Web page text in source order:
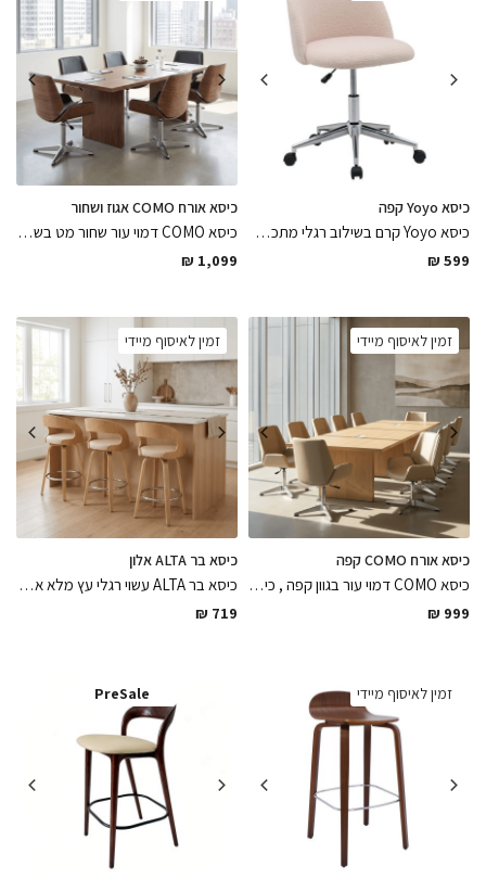
כיסא Yoyo קפה
כיסא Yoyo קרם בשילוב רגלי מתכת ניקל מבריק וגלגלים מותאמים לפרקט ורצפה עשוי בד בוקלה בגוון קפה בגימור מושלם , כיסא קליל רך מפנך
₪ 599
כיסא אורח COMO אגוז ושחור
כיסא COMO דמוי עור שחור מט בשילוב גב עץ בירץ אגוז אמריקאי כיסא אורח בשילוב רגלי ניקל בגימור מושלם, פיס ייחודי לשדרוג המשרד
₪ 1,099
זמין לאיסוף מיידי
כיסא אורח COMO קפה
כיסא COMO דמוי עור בגוון קפה , כיסא אורח בשילוב רגלי ניקל בגימור מושלם קל ופרקטי לניקיון עמיד ונח לישיבה ממושכת
₪ 999
זמין לאיסוף מיידי
כיסא בר ALTA אלון
כיסא בר ALTA עשוי רגלי עץ מלא אלון טבעי בשילוב מאחז רגל ניקל ומושב דמוי עור שמנת בגימורים מושלמים קל ופרקטי לניקיון
₪ 719
זמין לאיסוף מיידי PreSale